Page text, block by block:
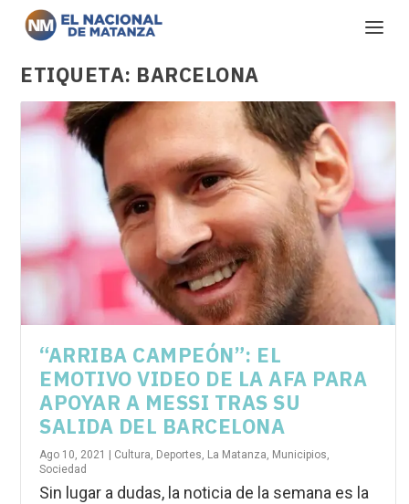
ETIQUETA: BARCELONA
“ARRIBA CAMPEÓN”: EL
EMOTIVO VIDEO DE LA AFA PARA
APOYAR A MESSI TRAS SU
SALIDA DEL BARCELONA
Ago 10, 2021 Cultura, Deportes, La Matanza, Municipios,
Sociedad
Sin lugar a dudas, la noticia de la semana es la